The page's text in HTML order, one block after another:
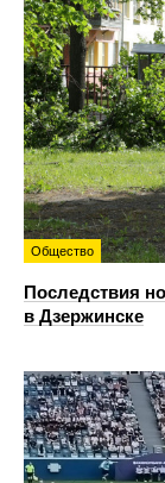
Общество
Последствия
в Дзержинске